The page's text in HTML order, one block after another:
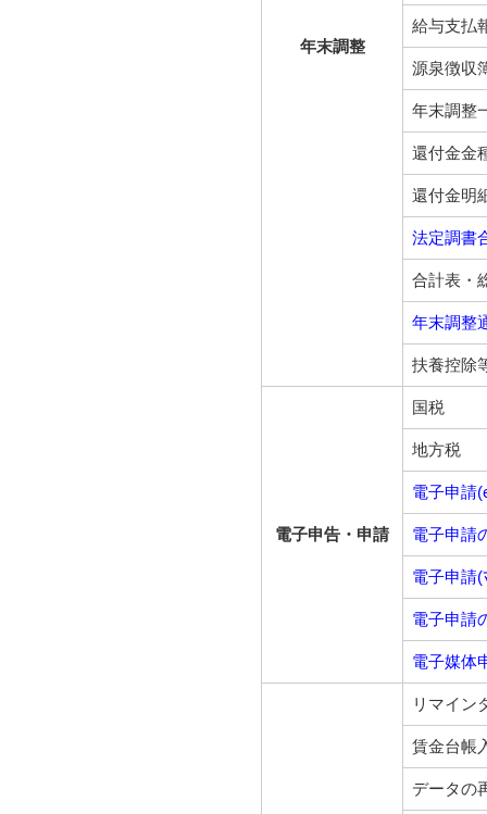
年末調整
給与支払
源泉徴収
年末調整
還付金金
還付金明
法定調書
合計表・
年末調整
扶養控除
電子申告・申請
国税
地方税
電子申請
電子申請
電子申請(
電子申請
電子媒
リマイン
賃金台帳
データの